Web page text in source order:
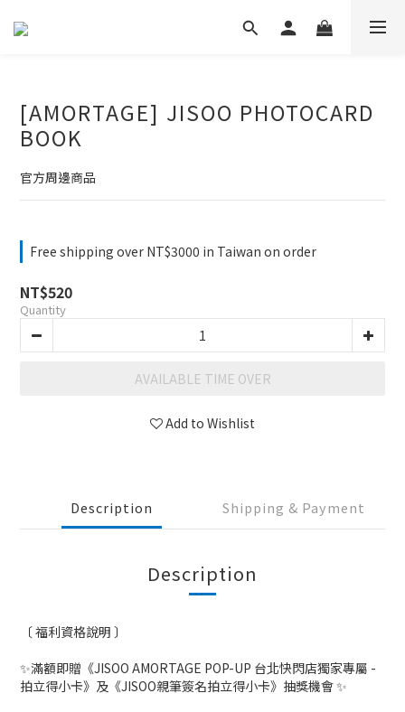
[AMORTAGE] JISOO PHOTOCARD
BOOK
官方周邊商品
Free shipping over NT$3000 in Taiwan on order
NT$520
Quantity
AVAILABLE TIME OVER
Add to Wishlist
Description Shipping & Payment
Description
〔 福利資格說明 〕
✨滿額即贈《JISOO AMORTAGE POP-UP 台北快閃店獨家專屬 -
拍立得小卡》及《JISOO親筆簽名拍立得小卡》抽獎機會 ✨